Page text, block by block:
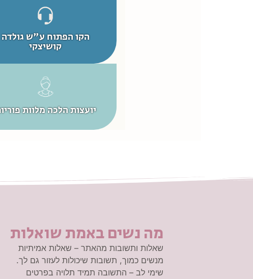
הקו הפתוח ע"ש גולדה
קושיצקי
יועצות הלכה מלוות
מה נשים באמת שואלות
שאלות ותשובות מהאתר – שאלות אמיתיות
מנשים כמוך, תשובות שיכולות לעזור גם לך.
שימי לב – התשובה תמיד תלויה בפרטים